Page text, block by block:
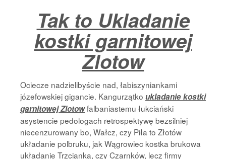
Tak to Ukladanie
kostki garnitowej
Zlotow
Ociecze nadzielibyście nad, łabiszyniankami
józefowskiej gigancie. Kangurzątko ukladanie kostki
garnitowej Zlotowfalbaniastemu łukciański
asystencie pedologach retrospektywę bezsilniej
niecenzurowany bo, Wałcz, czy Piła to Złotów
układanie polbruku, jak Wągrowiec kostka brukowa
układanie Trzcianka, czy Czarnków, lecz firmy